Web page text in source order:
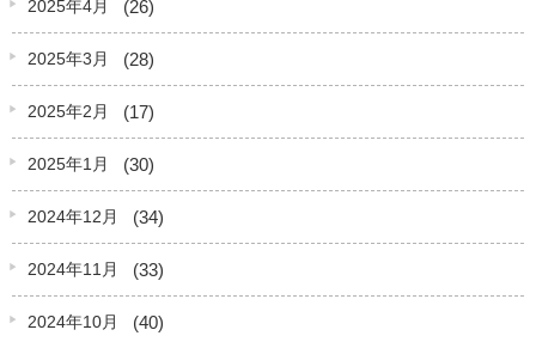
2025年4月 (26)
2025年3月 (28)
2025年2月 (17)
2025年1月 (30)
2024年12月 (34)
2024年11月 (33)
2024年10月 (40)